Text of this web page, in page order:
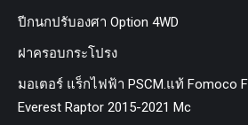
ปีกนกปรับองศา Option 4WD
ฝาครอบกระโปรง
มอเตอร์ แร็กไฟฟ้า PSCM.แท้ Fomoco
Everest Raptor 2015-2021 Mc